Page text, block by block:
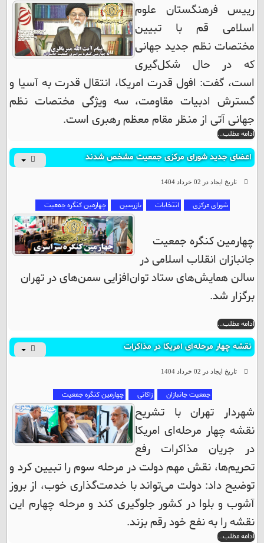
مازندران
مرکزی
هرمزگان
همدان
رییس فرهنگستان علوم
اسلامی قم با تبیین
مختصات نظم جدید جهانی
که در حال شکل‌گیری
است، گفت: افول قدرت امریکا، انتقال قدرت به آسیا و
گسترش ادبیات مقاومت، سه ویژگی مختصات نظم
جهانی آتی از منظر مقام معظم رهبری است.
ادامه مطلب...
اعضای جدید شورای مرکزی جمعیت مشخص شدند
تاریخ ایجاد در 02 خرداد 1404
شورای مرکزی انتخابات بازرسین چهارمین کنگره جمعیت
چهارمین کنگره جمعیت
جانبازان انقلاب اسلامی در
سالن همایش‌های ستاد توان‌افزایی سمن‌های در تهران
برگزار شد.
ادامه مطلب...
نقشه چهار مرحله‌ای امریکا در مذاکرات
تاریخ ایجاد در 02 خرداد 1404
جمعیت جانبازان زاکانی چهارمین کنگره جمعیت
شهردار تهران با تشریح
نقشه چهار مرحله‌‌ای امریکا
در جریان مذاکرات رفع
تحریم‌ها، نقش مهم دولت در مرحله سوم را تبیین کرد و
توضیح داد: دولت می‌تواند با خدمت‌گذاری خوب، از بروز
آشوب و بلوا در کشور جلوگیری کند و مرحله چهارم این
نقشه را به نفع خود رقم بزند.
ادامه مطلب...